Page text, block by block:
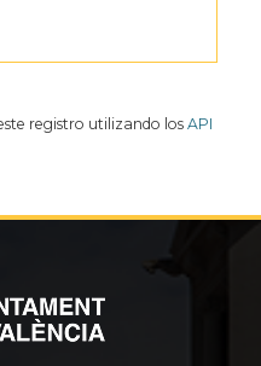
registro utilizando los API